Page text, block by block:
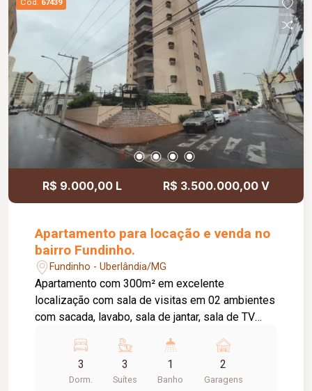
67439
R$ 9.000,00 L R$ 3.500.000,00 V
Apartamento para locação e venda no
bairro Fundinho.
Fundinho - Uberlândia/MG
Apartamento com 300m² em excelente
localização com sala de visitas em 02 ambientes
com sacada, lavabo, sala de jantar, sala de TV
sendo 01 com sacada, 02 closet,
hidromassagem, cozinha toda planejada, área de
serviço, 02 vagas de garagem (box), salão de
3
Dorm.
3
Suítes
1
Banho
2
Garagens